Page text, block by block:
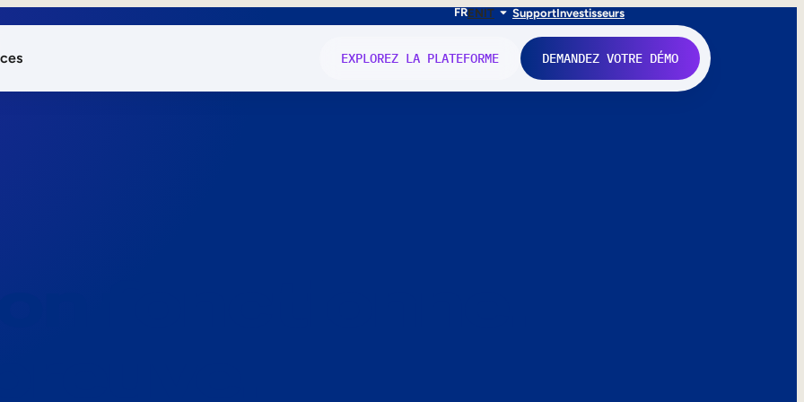
FRENIT SupportInvestisseurs
EXPLOREZ LA PLATEFORME DEMANDEZ VOTRE DÉMO